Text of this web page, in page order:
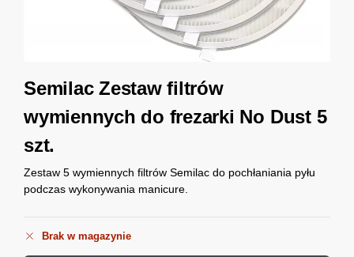
Semilac Zestaw filtrów
wymiennych do frezarki No Dust 5
szt.
Zestaw 5 wymiennych filtrów Semilac do pochłaniania pyłu
podczas wykonywania manicure.
Brak w magazynie